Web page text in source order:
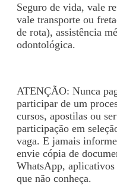
Seguro de vida, vale
vale transporte ou
de rota), assistência
odontológica.
ATENÇÃO: Nunca
participar de um
cursos, apostilas ou
participação em
vaga. E jamais
envie cópia de
WhatsApp, aplicativos
que não conheça.